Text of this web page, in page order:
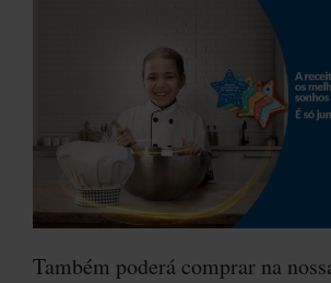
Também poderá comprar na